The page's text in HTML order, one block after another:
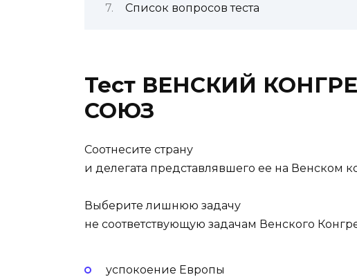
Список вопросов теста
Тест ВЕНСКИЙ
СОЮЗ
Соотнесите страну
и делегата представлявшего ее на Венском
Выберите лишнюю задачу
не соответствующую задачам Венского
успокоение Европы